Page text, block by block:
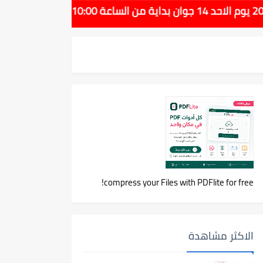
compress your Files with PDFlite for free!
الاكثر مشاهدة